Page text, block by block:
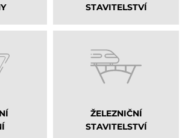
STAVITELSTVÍ
ŽELEZNIČNÍ
STAVITELSTVÍ